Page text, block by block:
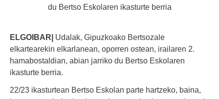
du Bertso Eskolaren ikasturte berria
ELGOIBAR| Udalak, Gipuzkoako Bertsozale
elkartearekin elkarlanean, oporren ostean, irailaren 2.
hamabostaldian, abian jarriko du Bertso Eskolaren
ikasturte berria.
22/23 ikasturtean Bertso Eskolan parte hartzeko, baina,